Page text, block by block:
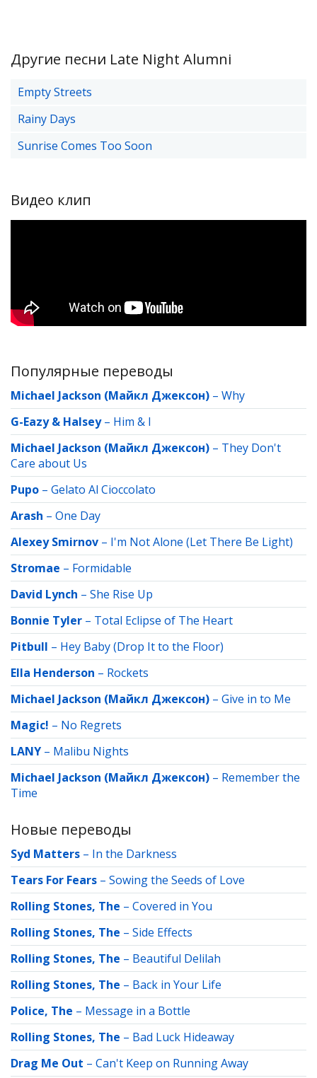
Другие песни Late Night Alumni
Empty Streets
Rainy Days
Sunrise Comes Too Soon
Видео клип
Популярные переводы
Michael Jackson (Майкл Джексон) – Why
G-Eazy & Halsey– Him & I
Michael Jackson (Майкл Джексон) – They Don't
Care about Us
Pupo – Gelato Al Cioccolato
Arash – One Day
Alexey Smirnov – I'm Not Alone (Let There Be Light)
Stromae – Formidable
David Lynch – She Rise Up
Bonnie Tyler – Total Eclipse of The Heart
Pitbull – Hey Baby (Drop It to the Floor)
Ella Henderson – Rockets
Michael Jackson (Майкл Джексон) – Give in to Me
Magic! – No Regrets
LANY – Malibu Nights
Michael Jackson (Майкл Джексон) – Remember the
Time
Новые переводы
Syd Matters – In the Darkness
Tears For Fears – Sowing the Seeds of Love
Rolling Stones, The – Covered in You
Rolling Stones, The – Side Effects
Rolling Stones, The – Beautiful Delilah
Rolling Stones, The – Back in Your Life
Police, The – Message in a Bottle
Rolling Stones, The – Bad Luck Hideaway
Drag Me Out – Can't Keep on Running Away